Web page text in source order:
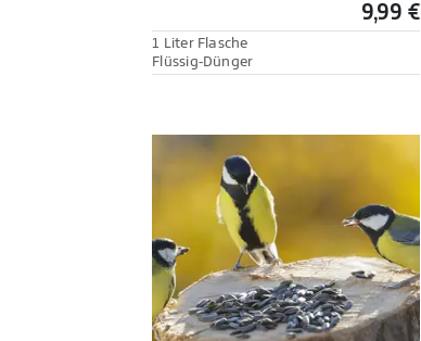
9,99 €
1 Liter Flasche
Flüssig-Dünger